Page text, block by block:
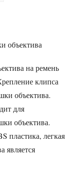
объектива
на ремень
клипса
объектива.
для
объектива.
пластика, легкая
является